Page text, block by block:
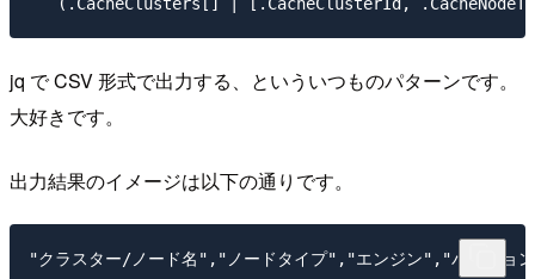
jq で CSV 形式で出力する、といういつものパターンです。
大好きです。
出力結果のイメージは以下の通りです。
"クラスター/ノード名","ノードタイプ","エンジン","バージョ